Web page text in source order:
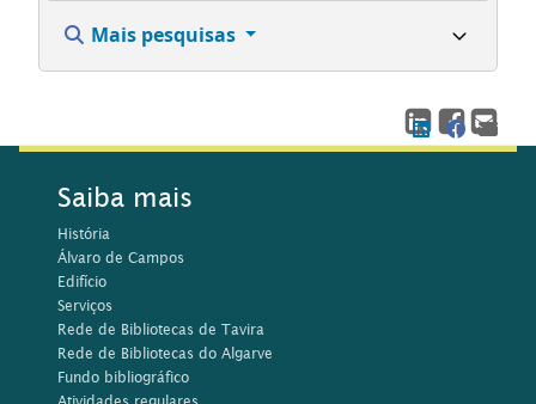
Mais pesquisas
Saiba mais
História
Álvaro de Campos
Edifício
Serviços
Rede de Bibliotecas de Tavira
Rede de Bibliotecas do Algarve
Fundo bibliográfico